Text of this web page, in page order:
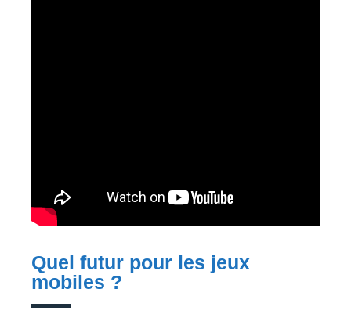
Quel futur pour les jeux
mobiles ?